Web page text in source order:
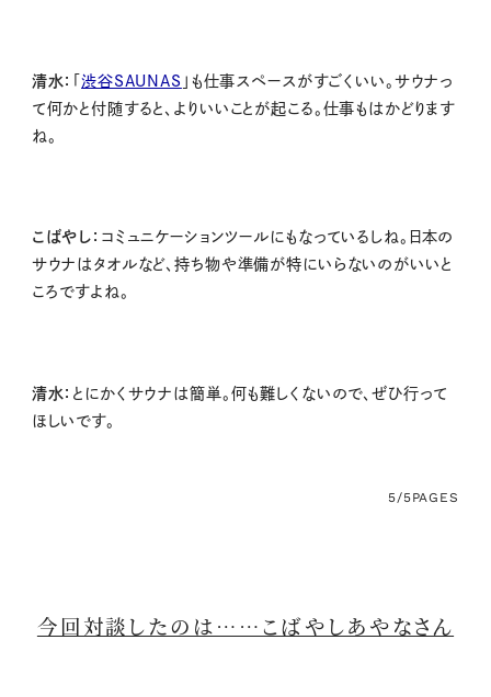
清水： 「渋谷SAUNAS 」も仕事スペースがすごくいい。サウナっ
て何かと付随すると、よりいいことが起こる。仕事もはかどります
ね。
こばやし： コミュニケーションツールにもなっているしね。日本の
サウナはタオルなど、持ち物や準備が特にいらないのがいいと
ころですよね。
清水： とにかくサウナは簡単。何も難しくないので、ぜひ行って
ほしいです。
5/5PAGES
今回対談したのは……こばやしあやなさん